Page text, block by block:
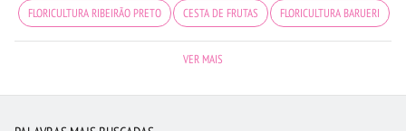
FLORICULTURA RIBEIRÃO PRETO CESTA DE FRUTAS FLORICULTURA BARUERI
VER MAIS